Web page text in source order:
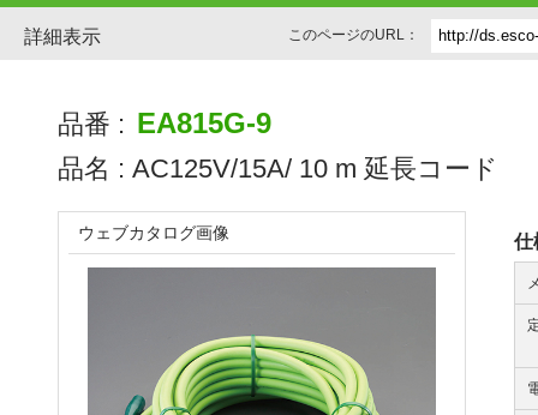
詳細表示 このページのURL：
品番 : EA815G-9
品名 : AC125V/15A/ 10 m 延長コード
仕
ウェブカタログ画像